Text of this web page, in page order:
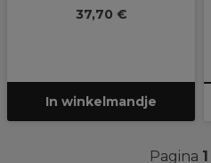
37,70 €
In winkelmandje
Pagina 1